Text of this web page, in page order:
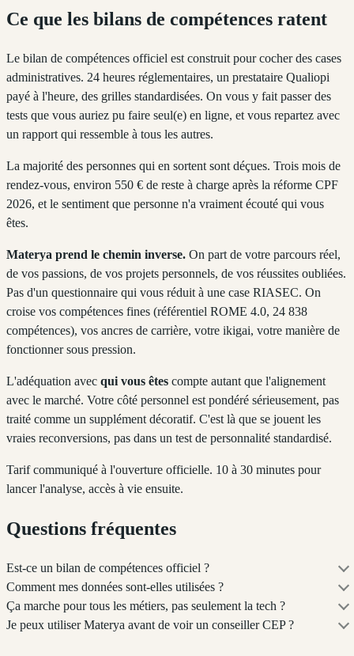
Ce que les bilans de compétences ratent
Le bilan de compétences officiel est construit pour cocher des cases
administratives. 24 heures réglementaires, un prestataire Qualiopi
payé à l'heure, des grilles standardisées. On vous y fait passer des
tests que vous auriez pu faire seul(e) en ligne, et vous repartez avec
un rapport qui ressemble à tous les autres.
La majorité des personnes qui en sortent sont déçues. Trois mois de
rendez-vous, environ 550 € de reste à charge après la réforme CPF
2026, et le sentiment que personne n'a vraiment écouté qui vous
êtes.
Materya prend le chemin inverse. On part de votre parcours réel,
de vos passions, de vos projets personnels, de vos réussites oubliées.
Pas d'un questionnaire qui vous réduit à une case RIASEC. On
croise vos compétences fines (référentiel ROME 4.0, 24 838
compétences), vos ancres de carrière, votre ikigai, votre manière de
fonctionner sous pression.
L'adéquation avec qui vous êtes compte autant que l'alignement
avec le marché. Votre côté personnel est pondéré sérieusement, pas
traité comme un supplément décoratif. C'est là que se jouent les
vraies reconversions, pas dans un test de personnalité standardisé.
Tarif communiqué à l'ouverture officielle. 10 à 30 minutes pour
lancer l'analyse, accès à vie ensuite.
Questions fréquentes
Est-ce un bilan de compétences officiel ?
Comment mes données sont-elles utilisées ?
Ça marche pour tous les métiers, pas seulement la tech ?
Je peux utiliser Materya avant de voir un conseiller CEP ?